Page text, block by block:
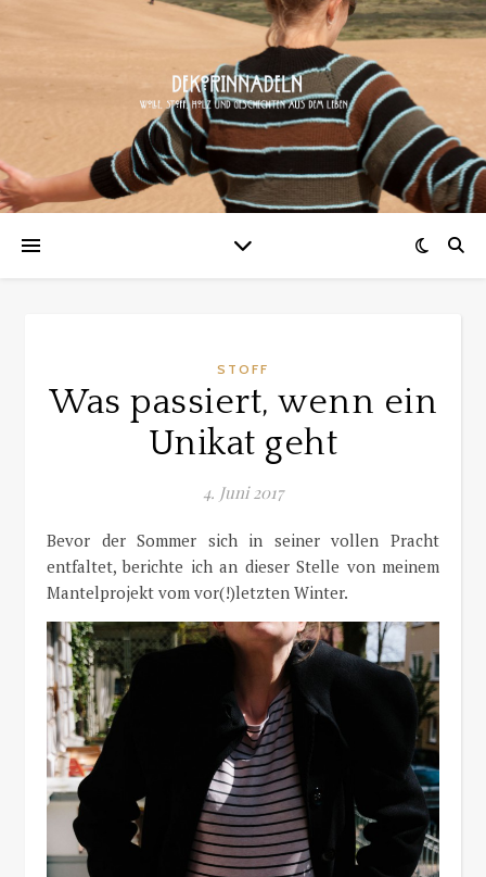
STOFF
Was passiert, wenn ein
Unikat geht
4. Juni 2017
Bevor der Sommer sich in seiner vollen Pracht
entfaltet, berichte ich an dieser Stelle von meinem
Mantelprojekt vom vor(!)letzten Winter.